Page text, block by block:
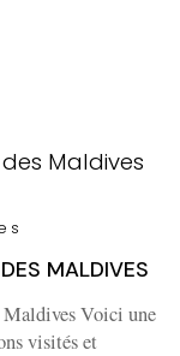
MALDIVES
Maldives Voici une
visités et